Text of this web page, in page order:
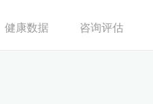
健康数据 咨询评估